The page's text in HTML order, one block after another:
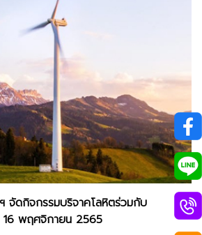
จัดกิจกรรมบริจาคโลหิตร่วมกับ
16 พฤศจิกายน 2565